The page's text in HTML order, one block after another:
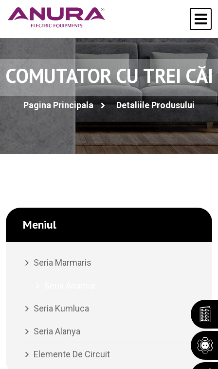
COMUTATOR CU TREI CĂI
Pagina Principala Detaliile Produsului
Meniul
Seria Marmaris
Seria Kumluca
Seria Alanya
Elemente De Circuit